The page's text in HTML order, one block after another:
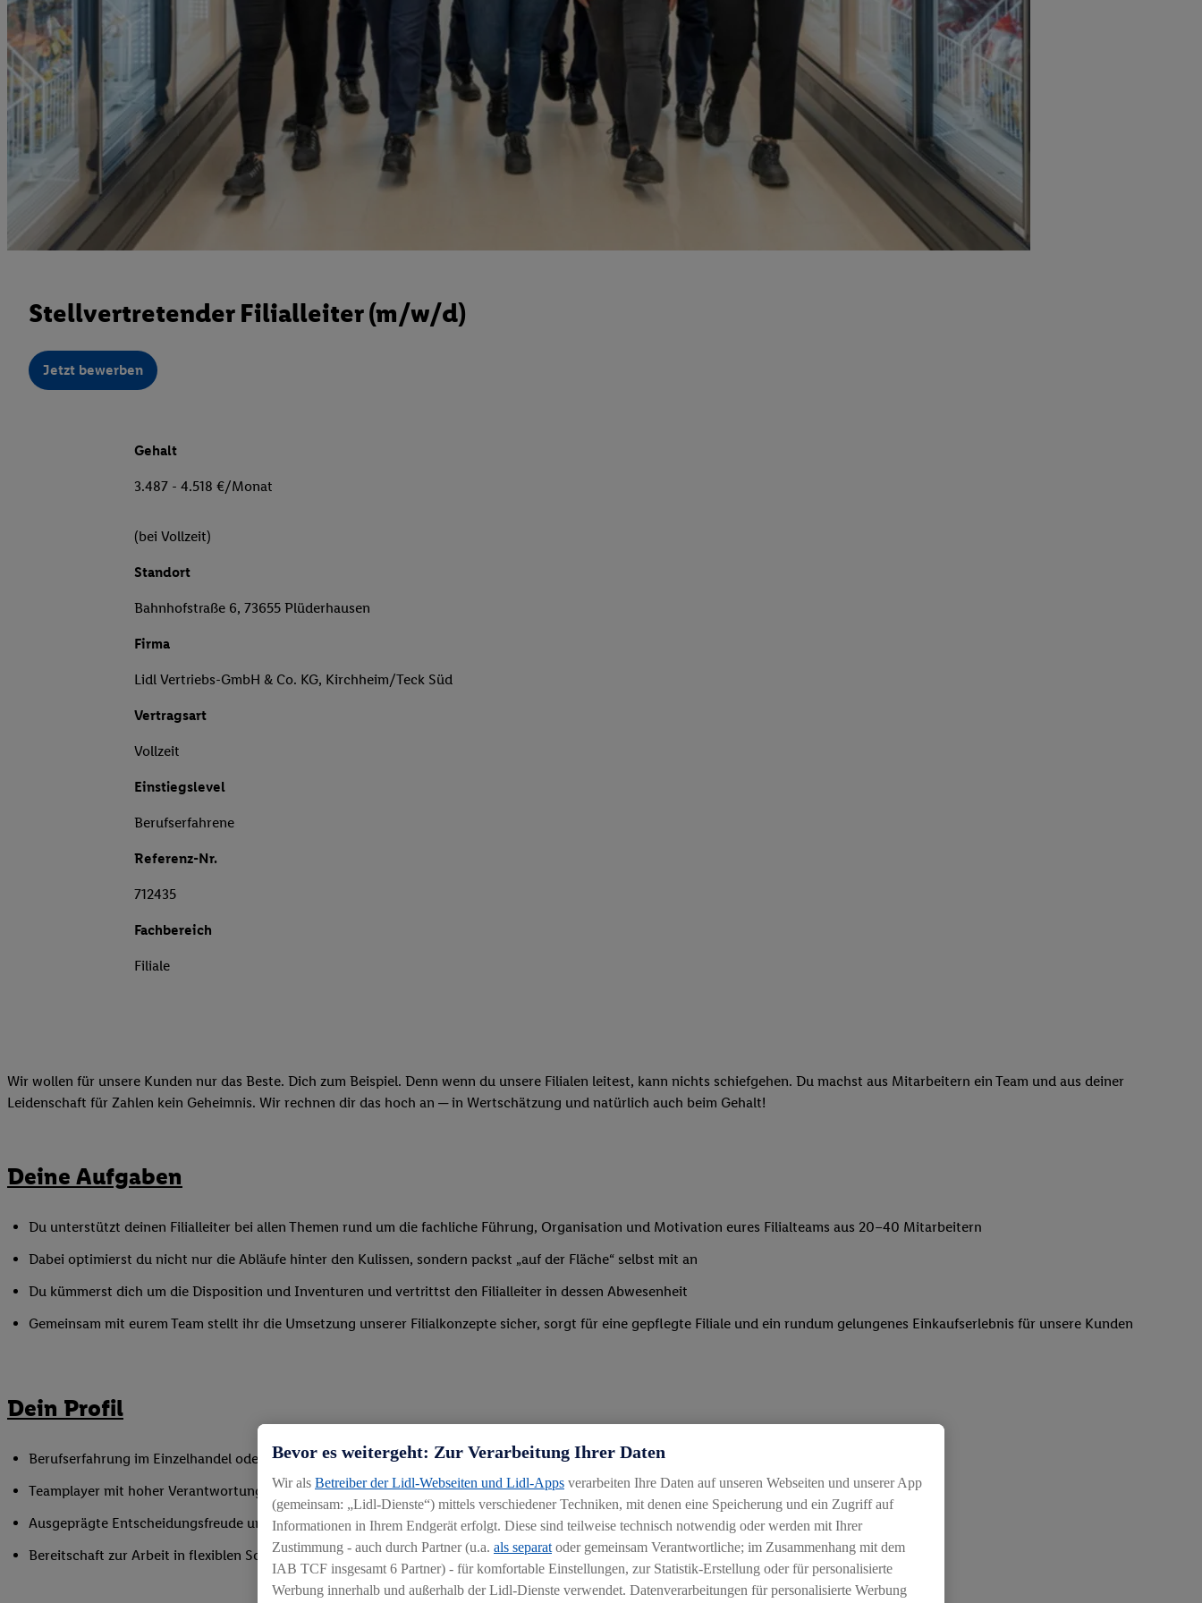
Stellvertretender Filialleiter (m/w/d)
Jetzt bewerben
Gehalt
3.487 - 4.518 €/Monat
(bei Vollzeit)
Standort
Bahnhofstraße 6, 73655 Plüderhausen
Firma
Lidl Vertriebs-GmbH & Co. KG, Kirchheim/Teck Süd
Vertragsart
Vollzeit
Einstiegslevel
Berufserfahrene
Referenz-Nr.
712435
Fachbereich
Filiale
Wir wollen für unsere Kunden nur das Beste. Dich zum Beispiel. Denn wenn du unsere Filialen leitest, kann nichts schiefgehen. Du machst aus Mitarbeitern ein Team und aus deiner
Leidenschaft für Zahlen kein Geheimnis. Wir rechnen dir das hoch an ─ in Wertschätzung und natürlich auch beim Gehalt!
Deine Aufgaben
Du unterstützt deinen Filialleiter bei allen Themen rund um die fachliche Führung, Organisation und Motivation eures Filialteams aus 20–40 Mitarbeitern
Dabei optimierst du nicht nur die Abläufe hinter den Kulissen, sondern packst „auf der Fläche“ selbst mit an
Du kümmerst dich um die Disposition und Inventuren und vertrittst den Filialleiter in dessen Abwesenheit
Gemeinsam mit eurem Team stellt ihr die Umsetzung unserer Filialkonzepte sicher, sorgt für eine gepflegte Filiale und ein rundum gelungenes Einkaufserlebnis für unsere Kunden
Dein Profil
Berufserfahrung im Einzelhandel oder einer vergleichbaren Branche mit erster Führungserfahrung in einer ähnlich verantwortungsvollen Position
Teamplayer mit hoher Verantwortungsbereitschaft und der Fähigkeit, Mitarbeiter zu begeistern und zu motivieren
Ausgeprägte Entscheidungsfreude und Ergebnisorientierung
Bereitschaft zur Arbeit in flexiblen Schichtmodellen
Bevor es weitergeht: Zur Verarbeitung Ihrer Daten
Wir als Betreiber der Lidl-Webseiten und Lidl-Apps verarbeiten Ihre Daten auf unseren Webseiten und unserer App
(gemeinsam: „Lidl-Dienste“) mittels verschiedener Techniken, mit denen eine Speicherung und ein Zugriff auf
Informationen in Ihrem Endgerät erfolgt. Diese sind teilweise technisch notwendig oder werden mit Ihrer
Zustimmung - auch durch Partner (u.a. als separat oder gemeinsam Verantwortliche; im Zusammenhang mit dem
IAB TCF insgesamt 6 Partner) - für komfortable Einstellungen, zur Statistik-Erstellung oder für personalisierte
Werbung innerhalb und außerhalb der Lidl-Dienste verwendet. Datenverarbeitungen für personalisierte Werbung